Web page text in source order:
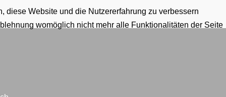
diese Website und die Nutzererfahrung zu verbessern
womöglich nicht mehr alle Funktionalitäten der Seite